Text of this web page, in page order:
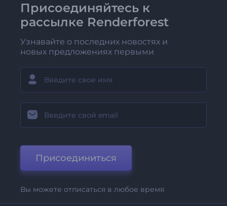
Присоединяйтесь к
рассылке Renderforest
Узнавайте о последних новостях и
новых предложениях первыми
Присоединиться
Вы можете отписаться в любое время